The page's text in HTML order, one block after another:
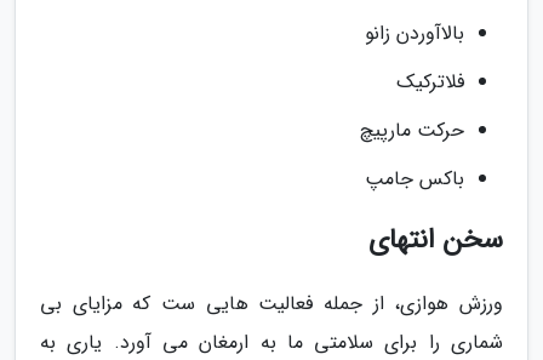
بالاآوردن زانو
فلاترکیک
حرکت مارپیچ
باکس جامپ
سخن انتهای
ورزش هوازی، از جمله فعالیت هایی ست که مزایای بی
شماری را برای سلامتی ما به ارمغان می آورد. یاری به